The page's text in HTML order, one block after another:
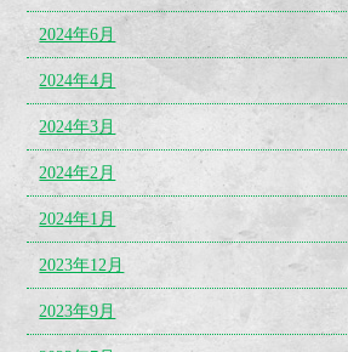
2024年6月
2024年4月
2024年3月
2024年2月
2024年1月
2023年12月
2023年9月